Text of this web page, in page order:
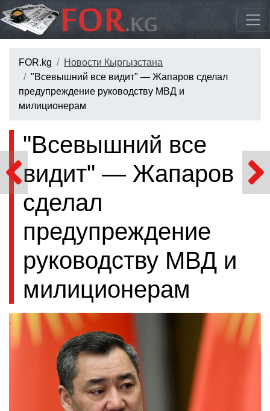
FOR.kg
Новости Кыргызстана
"Всевышний все видит" — Жапаров сделал
предупреждение руководству МВД и
милиционерам
"Всевышний все
видит" — Жапаров
сделал
предупреждение
руководству МВД и
милиционерам